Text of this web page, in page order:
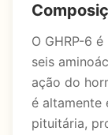
O GHRP-6
seis
ação do
é altamente
pituitária,